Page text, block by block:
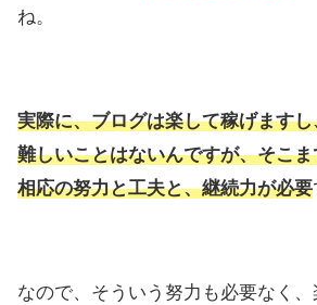
ね。
実際に、ブログは楽して稼げます
難しいことはないんですが、そこ
相応の努力と工夫と、継続力が必要
なので、そういう努力も必要なく